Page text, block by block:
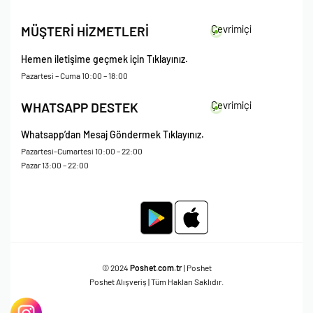
Çerez Politikası
Kişisel Verileri Koruma – Çerez ve Ticari İletişim Açık Rıza Metni
Mesafeli Satış Sözleşmesi
MÜŞTERİ HİZMETLERİ Çevrimiçi
Hemen iletişime geçmek için Tıklayınız.
Pazartesi – Cuma 10:00 – 18:00
WHATSAPP DESTEK Çevrimiçi
Whatsapp’dan Mesaj Göndermek Tıklayınız.
Pazartesi-Cumartesi 10:00 – 22:00
Pazar 13:00 – 22:00
© 2024 Poshet.com.tr| Poshet
Poshet Alışveriş | Tüm Hakları Saklıdır.